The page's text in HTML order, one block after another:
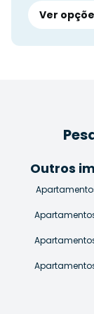
Ver
Outros